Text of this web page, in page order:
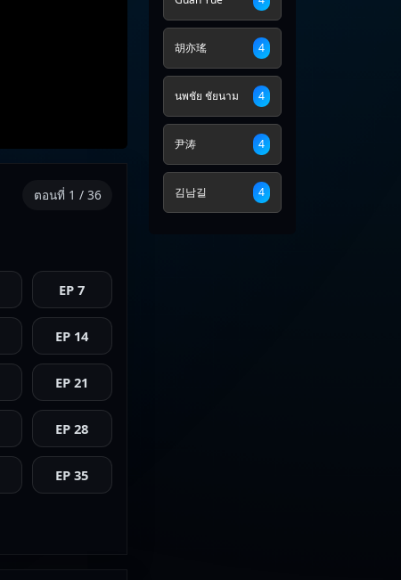
ตอนที่ 1 / 36
EP 7
EP 14
EP 21
EP 28
EP 35
胡亦瑤 4
นพชัย ชัยนาม 4
尹涛 4
김남길 4